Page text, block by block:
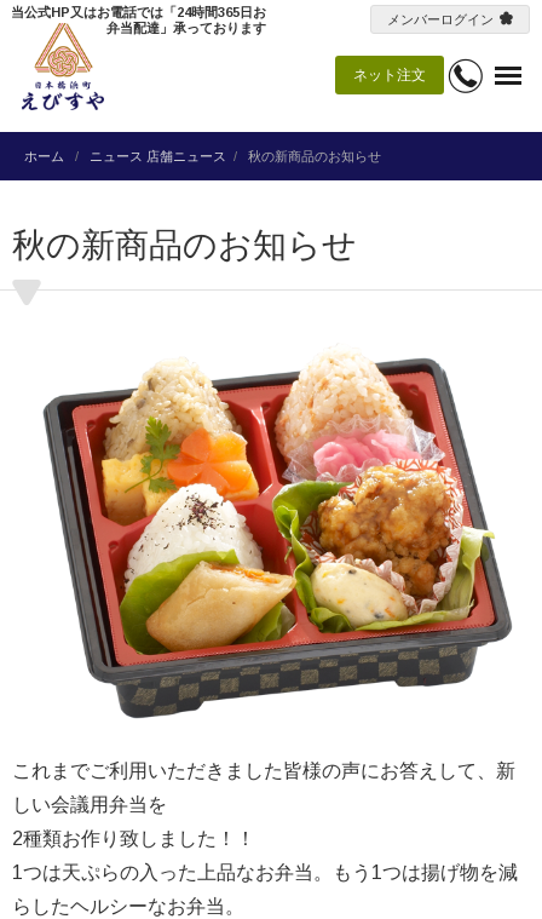
ネット注文
当公式HP又はお電話では「24時間365日お
弁当配達」承っております
メンバーログイン
ホーム ニュース 店舗ニュース 秋の新商品のお知らせ
秋の新商品のお知らせ
これまでご利用いただきました皆様の声にお答えして、新
しい会議用弁当を
2種類お作り致しました！！
1つは天ぷらの入った上品なお弁当。もう1つは揚げ物を減
らしたヘルシーなお弁当。